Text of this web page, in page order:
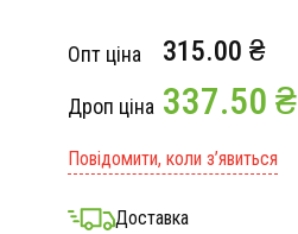
Опт ціна 315.00 ₴
Дроп ціна 337.50 ₴
Повідомити, коли з’явиться
Доставка